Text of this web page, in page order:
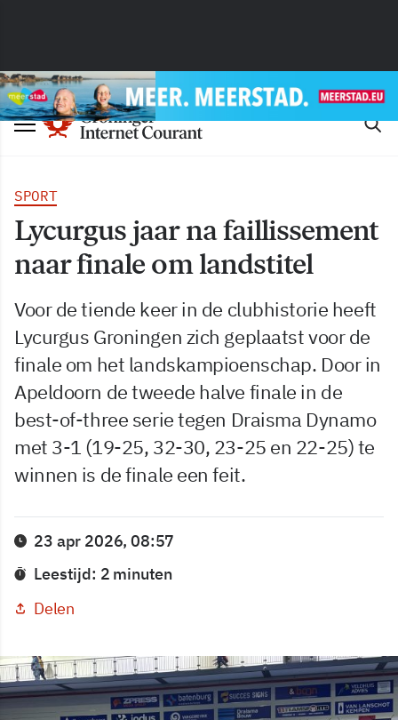
SPORT
Lycurgus jaar na faillissement
naar finale om landstitel
Voor de tiende keer in de clubhistorie heeft
Lycurgus Groningen zich geplaatst voor de
finale om het landskampioenschap. Door in
Apeldoorn de tweede halve finale in de
best-of-three serie tegen Draisma Dynamo
met 3-1 (19-25, 32-30, 23-25 en 22-25) te
winnen is de finale een feit.
23 apr 2026, 08:57
Leestijd: 2 minuten
Delen